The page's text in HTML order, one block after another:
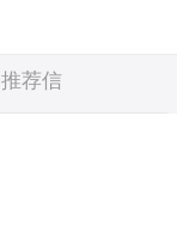
推荐信